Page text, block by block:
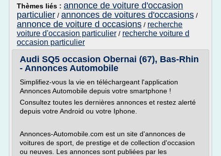
Thèmes liés : annonce de voiture d'occasion
particulier / annonces de voitures d'occasions /
annonce de voiture d occasions / recherche
voiture d'occasion particulier / recherche voiture d
occasion particulier
Audi SQ5 occasion Obernai (67), Bas-Rhin
- Annonces Automobile
Simplifiez-vous la vie en téléchargeant l'application
Annonces Automobile depuis votre smartphone !
Consultez toutes les dernières annonces et restez alerté
depuis votre Android ou votre Iphone.
Annonces-Automobile.com est un site d'annonces de
voitures de sport, de prestige et de collection d'occasion
ou neuves. Les annonces sont publiées par les